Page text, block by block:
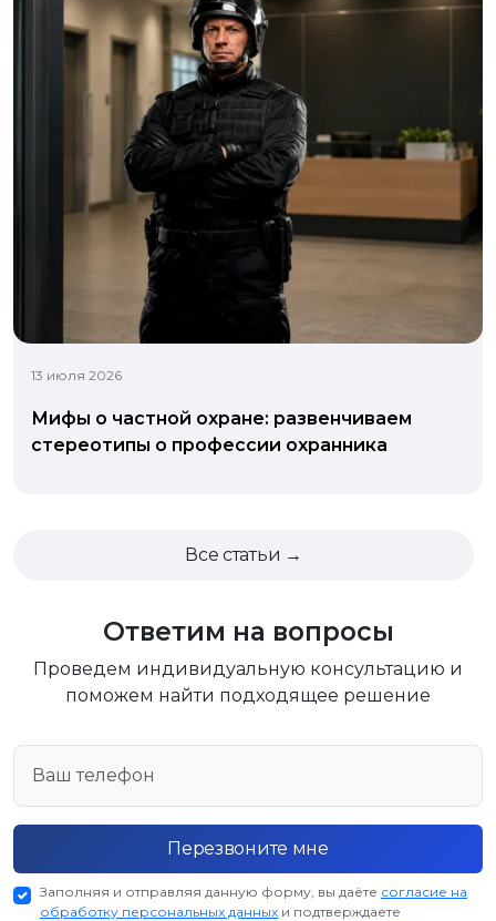
13 июля 2026
Мифы о частной охране: развенчиваем
стереотипы о профессии охранника
Все статьи →
Ответим на вопросы
Проведем индивидуальную консультацию и
поможем найти подходящее решение
Перезвоните мне
Заполняя и отправляя данную форму, вы даёте согласие на
обработку персональных данных и подтверждаете